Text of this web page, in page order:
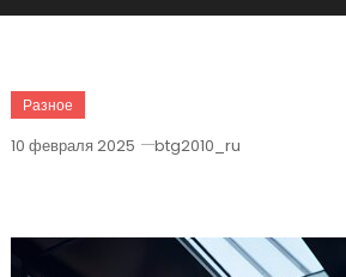
Разное
10 февраля 2025 btg2010_ru